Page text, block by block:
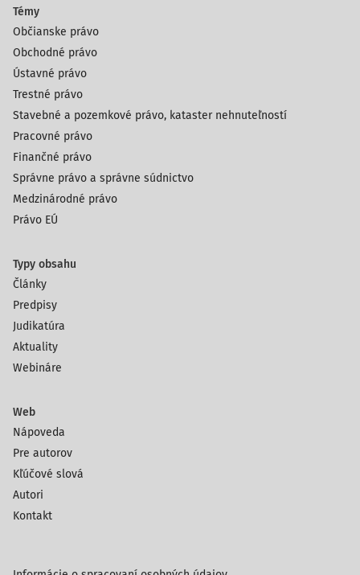
Témy
Občianske právo
Obchodné právo
Ústavné právo
Trestné právo
Stavebné a pozemkové právo, kataster nehnuteľností
Pracovné právo
Finančné právo
Správne právo a správne súdnictvo
Medzinárodné právo
Právo EÚ
Typy obsahu
Články
Predpisy
Judikatúra
Aktuality
Webináre
Web
Nápoveda
Pre autorov
Kľúčové slová
Autori
Kontakt